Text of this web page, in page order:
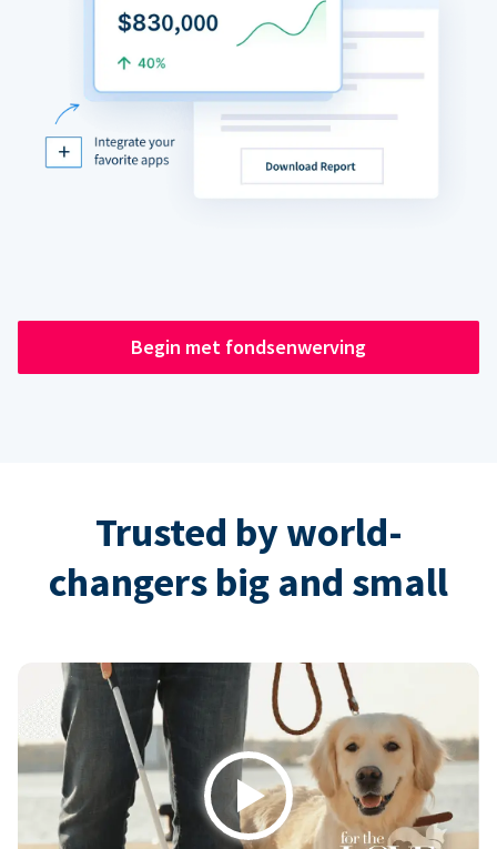
Begin met fondsenwerving
Trusted by world-
changers big and small
Play